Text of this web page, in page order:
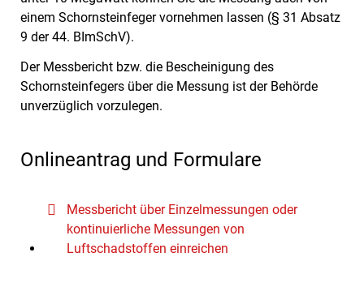
einem Schornsteinfeger vornehmen lassen (§ 31 Absatz
9 der 44. BImSchV).
Der Messbericht bzw. die Bescheinigung des
Schornsteinfegers über die Messung ist der Behörde
unverzüglich vorzulegen.
Onlineantrag und Formulare
Messbericht über Einzelmessungen oder
kontinuierliche Messungen von
Luftschadstoffen einreichen